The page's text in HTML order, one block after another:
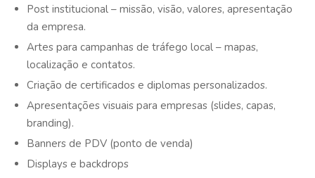
Post institucional – missão, visão, valores, apresentação
da empresa.
Artes para campanhas de tráfego local – mapas,
localização e contatos.
Criação de certificados e diplomas personalizados.
Apresentações visuais para empresas (slides, capas,
branding).
Banners de PDV (ponto de venda)
Displays e backdrops